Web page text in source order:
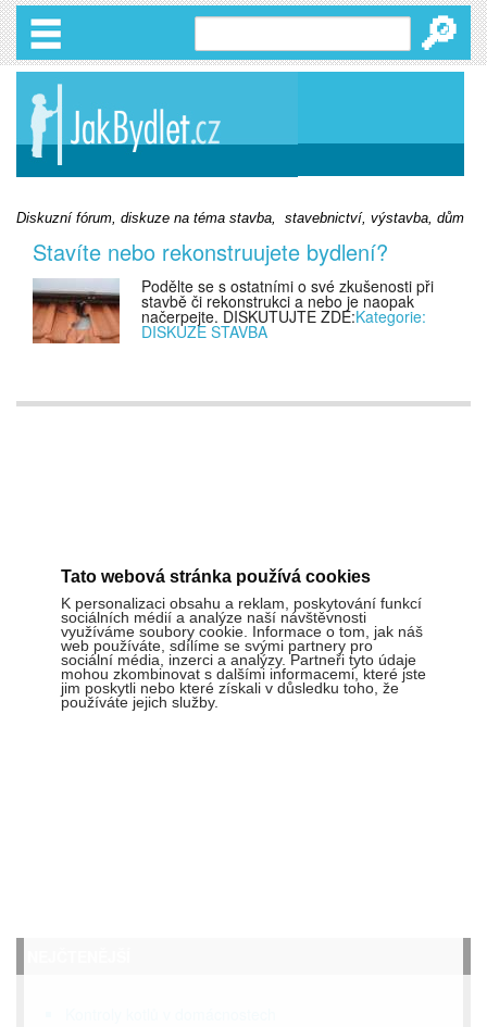
🔎
Diskuzní fórum, diskuze na téma stavba, stavebnictví, výstavba, dům
Stavíte nebo rekonstruujete bydlení?
Podělte se s ostatními o své zkušenosti při
stavbě či rekonstrukci a nebo je naopak
načerpejte. DISKUTUJTE ZDE:Kategorie:
DISKUZE STAVBA
Tato webová stránka používá cookies
K personalizaci obsahu a reklam, poskytování funkcí
sociálních médií a analýze naší návštěvnosti
využíváme soubory cookie. Informace o tom, jak náš
web používáte, sdílíme se svými partnery pro
sociální média, inzerci a analýzy. Partneři tyto údaje
mohou zkombinovat s dalšími informacemi, které jste
jim poskytli nebo které získali v důsledku toho, že
používáte jejich služby.